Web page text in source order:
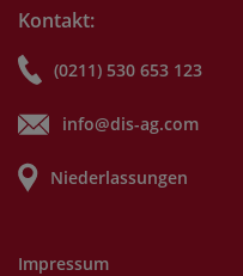
Kontakt:
(0211) 530 653 123
info@dis-ag.com
Niederlassungen
Impressum